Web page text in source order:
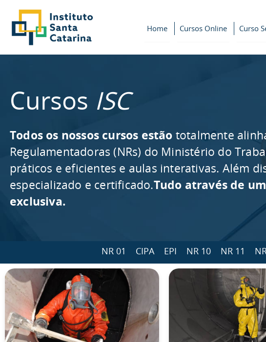
Home Cursos Online Curso
Cursos ISC
Todos os nossos cursos estão totalmente
Regulamentadoras (NRs) do Ministério do
práticos e eficientes e aulas interativas. Além
especializado e certificado.Tudo através de
exclusiva.
NR 01 CIPA EPI NR 10 NR 11